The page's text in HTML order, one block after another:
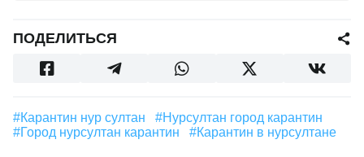
ПОДЕЛИТЬСЯ
#карантин нур султан
#нурсултан город карантин
#город нурсултан карантин
#карантин в нурсултане